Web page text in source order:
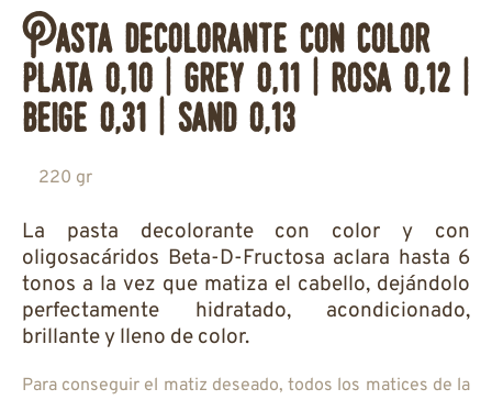
Pasta decolorante con color
plata 0,10 | grey 0,11 | rosa 0,12 |
beige 0,31 | sand 0,13
220 gr
La pasta decolorante con color y con
oligosacáridos Beta-D-Fructosa aclara hasta 6
tonos a la vez que matiza el cabello, dejándolo
perfectamente hidratado, acondicionado,
brillante y lleno de color.
Para conseguir el matiz deseado, todos los matices de la